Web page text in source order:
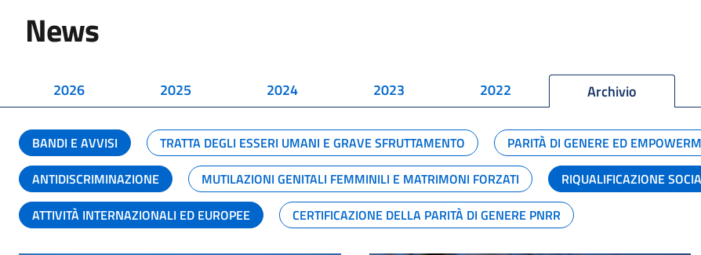
News
2026 2025 2024 2023 2022 Archivio
BANDI E AVVISI TRATTA DEGLI ESSERI UMANI E GRAVE SFRUTTAMENTO PARITÀ DI GENERE ED
ANTIDISCRIMINAZIONE
MUTILAZIONI GENITALI FEMMINILI E MATRIMONI FORZATI
RIQUALIFICAZIONE
ATTIVITÀ INTERNAZIONALI ED EUROPEE
CERTIFICAZIONE DELLA PARITÀ DI GENERE PNRR